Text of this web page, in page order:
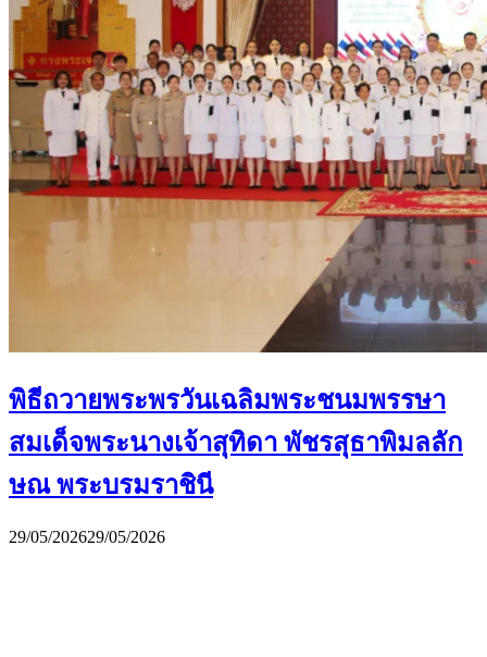
พิธีถวายพระพรวันเฉลิมพระชนมพรรษา
สมเด็จพระนางเจ้าสุทิดา พัชรสุธาพิมลลัก
ษณ พระบรมราชินี
29/05/202629/05/2026